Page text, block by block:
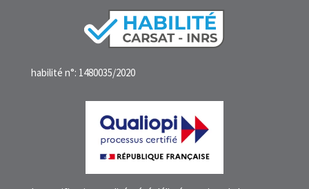
habilité n°: 1480035/2020